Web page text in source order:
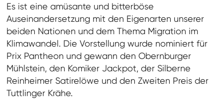
Es ist eine amüsante und bitterböse
Auseinandersetzung mit den Eigenarten unserer
beiden Nationen und dem Thema Migration im
Klimawandel. Die Vorstellung wurde nominiert für
Prix Pantheon und gewann den Obernburger
Mühlstein, den Komiker Jackpot, der Silberne
Reinheimer Satirelöwe und den Zweiten Preis der
Tuttlinger Krähe.